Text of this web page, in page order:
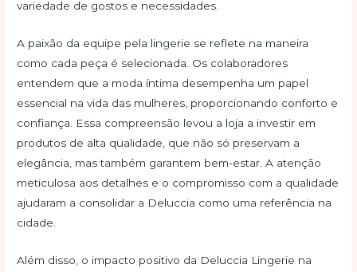
variedade de gostos e necessidades.
A paixão da equipe pela lingerie se reflete na maneira
como cada peça é selecionada. Os colaboradores
entendem que a moda íntima desempenha um papel
essencial na vida das mulheres, proporcionando conforto e
confiança. Essa compreensão levou a loja a investir em
produtos de alta qualidade, que não só preservam a
elegância, mas também garantem bem-estar. A atenção
meticulosa aos detalhes e o compromisso com a qualidade
ajudaram a consolidar a Deluccia como uma referência na
cidade.
Além disso, o impacto positivo da Deluccia Lingerie na